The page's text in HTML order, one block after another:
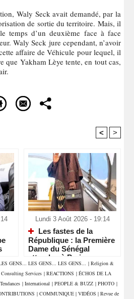
Waly Seck avait demandé, par la
de sortie du territoire. Mais, il
temps d’un deuxième face à face
Waly Seck jure cependant, n’avoir
affaire de Véhicule pour lequel, il
que Yakham Lèye tente, en tout cas,
< >
Lundi 3 Août 2026 - 19:14
Les fastes de la
République : la Première
Dame du Sénégal
attendue à Paris
GENS... LES GENS... LES GENS... | Religion &
Consulting Services | REACTIONS | ÉCHOS DE LA
| International | PEOPLE & BUZZ | PHOTO |
| COMMUNIQUE | VIDÉOS | Revue de